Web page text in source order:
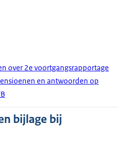
over 2e voortgangsrapportage
en antwoorden op
bijlage bij